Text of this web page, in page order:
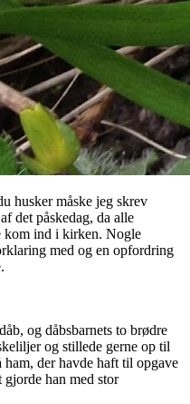
husker måske jeg skrev
det påskedag, da alle
kom ind i kirken. Nogle
med og en opfordring
og dåbsbarnets to brødre
og stillede gerne op til
der havde haft til opgave
han med stor